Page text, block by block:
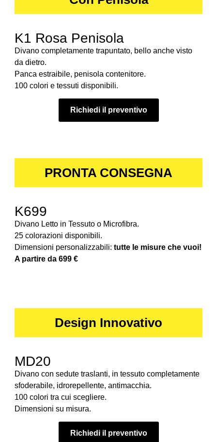
K1 Rosa Penisola
Divano completamente trapuntato, bello anche visto
da dietro.
Panca estraibile, penisola contenitore.
100 colori e tessuti disponibili.
Richiedi il preventivo
PRONTA CONSEGNA
K699
Divano Letto in Tessuto o Microfibra.
25 colorazioni disponibili.
Dimensioni personalizzabili: tutte le misure che vuoi!
A partire da 699 €
Design Innovativo
MD20
Divano con sedute traslanti, in tessuto completamente
sfoderabile, idrorepellente, antimacchia.
100 colori tra cui scegliere.
Dimensioni su misura.
Richiedi il preventivo